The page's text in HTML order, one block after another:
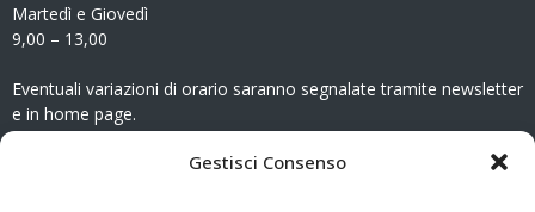
Gestisci Consenso
Martedì e Giovedì
9,00 – 13,00
Eventuali variazioni di orario saranno segnalate tramite newsletter
e in home page.